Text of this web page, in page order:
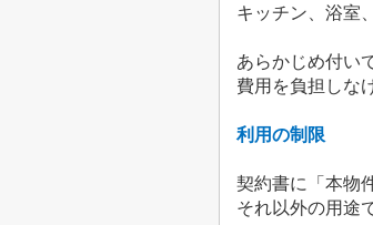
キッチン、浴室
あらかじめ付い
費用を負担しな
利用の制限
契約書に「本物
それ以外の用途